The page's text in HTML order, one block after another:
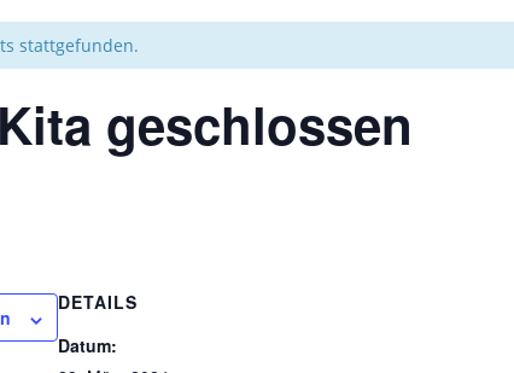
stattgefunden.
geschlossen
DETAILS
Datum: